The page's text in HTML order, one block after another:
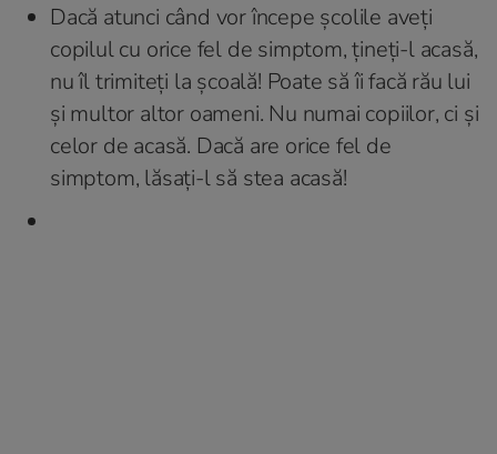
Dacă atunci când vor începe școlile aveți
copilul cu orice fel de simptom, țineți-l acasă,
nu îl trimiteți la școală! Poate să îi facă rău lui
și multor altor oameni. Nu numai copiilor, ci și
celor de acasă. Dacă are orice fel de
simptom, lăsați-l să stea acasă!